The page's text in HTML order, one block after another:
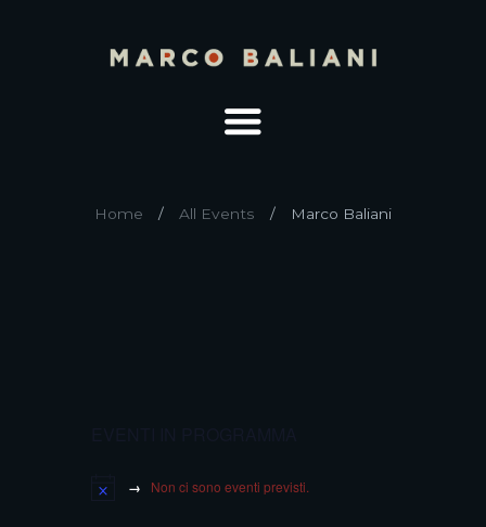
Home All Events Marco Baliani
Non ci sono eventi previsti.